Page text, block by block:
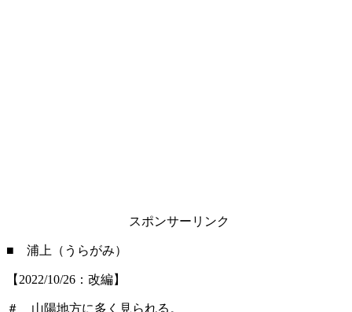
スポンサーリンク
■ 浦上（うらがみ）
【2022/10/26：改編】
＃ 山陽地方に多く見られる。